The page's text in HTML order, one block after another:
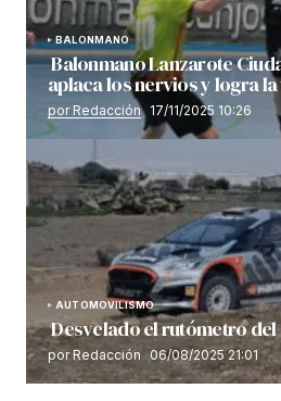
BALONMANO
Balonmano Lanzarote
aplaca los nervios y logra
por Redacción 17/11/2025 10:26
AUTOMOVILISMO
Desvelado el rutómetro del
por Redacción 06/08/2025 21:01